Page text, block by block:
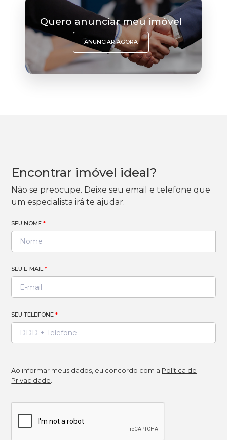
Quero anunciar meu imóvel
ANUNCIAR AGORA
Encontrar imóvel ideal?
Não se preocupe. Deixe seu email e telefone que
um especialista irá te ajudar.
SEU NOME*
SEU E-MAIL*
SEU TELEFONE*
Ao informar meus dados, eu concordo com a Política de
Privacidade